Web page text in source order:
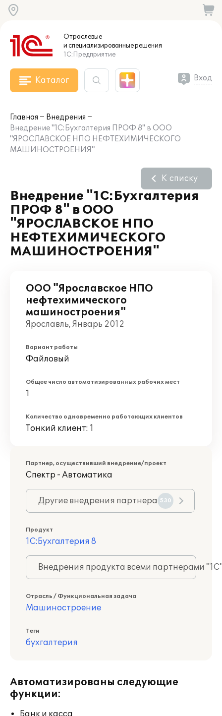
Отраслевые
и специализированныерешения
1С:Предприятие
Каталог Вход
Главная
Внедрения
Внедрение "1С:Бухгалтерия ПРОФ 8" в ООО
"ЯРОСЛАВСКОЕ НПО НЕФТЕХИМИЧЕСКОГО
МАШИНОСТРОЕНИЯ"
Внедрение "1С:Бухгалтерия
ПРОФ 8" в ООО
"ЯРОСЛАВСКОЕ НПО
НЕФТЕХИМИЧЕСКОГО
МАШИНОСТРОЕНИЯ"
К списку
ООО "Ярославское НПО
нефтехимического
машиностроения"
Ярославль, Январь 2012
Вариант работы
Файловый
Общее число автоматизированных рабочих мест
1
Количество одновременно работающих клиентов
Тонкий клиент: 1
Партнер, осуществивший внедрение/проект
Спектр - Автоматика
Другие внедрения партнера 530
Продукт
1С:Бухгалтерия 8
Внедрения продукта всеми партнерами
Отрасль / Функциональная задача
Машиностроение
Теги
бухгалтерия
Автоматизированы следующие
функции:
Банк и касса